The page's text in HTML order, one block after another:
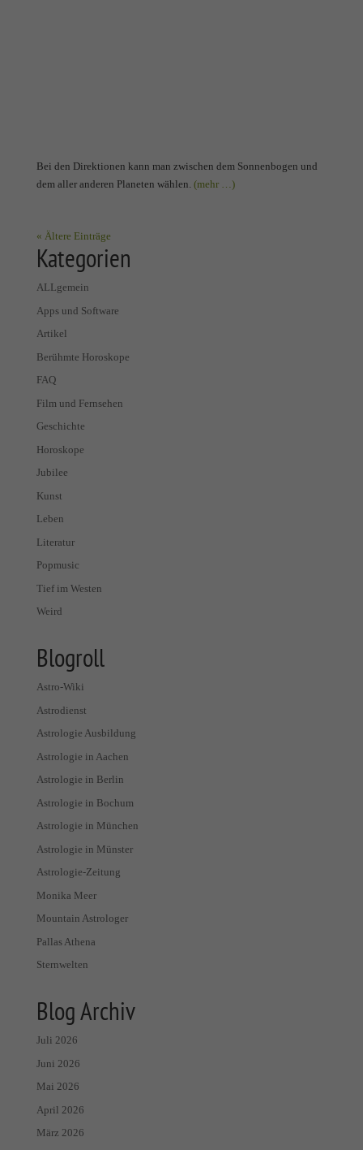
Bei den Direktionen kann man zwischen dem Sonnenbogen und
dem aller anderen Planeten wählen. (mehr …)
« Ältere Einträge
Kategorien
ALLgemein
Apps und Software
Artikel
Berühmte Horoskope
FAQ
Film und Fernsehen
Geschichte
Horoskope
Jubilee
Kunst
Leben
Literatur
Popmusic
Tief im Westen
Weird
Blogroll
Astro-Wiki
Astrodienst
Astrologie Ausbildung
Astrologie in Aachen
Astrologie in Berlin
Astrologie in Bochum
Astrologie in München
Astrologie in Münster
Astrologie-Zeitung
Monika Meer
Mountain Astrologer
Pallas Athena
Sternwelten
Blog Archiv
Juli 2026
Juni 2026
Mai 2026
April 2026
März 2026